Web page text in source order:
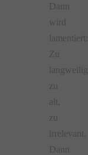
Dann
wird
lamentiert:
Zu
langweilig,
zu
alt,
zu
irrelevant.
Dann